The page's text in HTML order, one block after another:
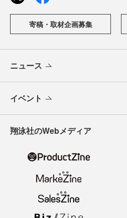
寄稿・取材企画募集
ニュース
イベント
翔泳社のWebメディア